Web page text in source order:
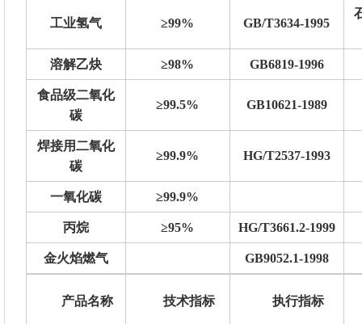
工业氢气 ≥99% GB/T3634-1995
溶解乙炔 ≥98% GB6819-1996
食品级二氧化
碳
≥99.5% GB10621-1989
焊接用二氧化
碳
≥99.9% HG/T2537-1993
一氧化碳 ≥99.9%
丙烷 ≥95% HG/T3661.2-1999
金火焰燃气 GB9052.1-1998
产品名称 技术指标 执行指标